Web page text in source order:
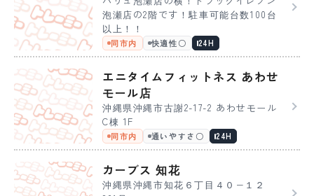
泡瀬店の2階です！駐車可能台数100台
以上！！
同市内 快適性〇 24H
エニタイムフィットネス あわせ
モール店
沖縄県沖縄市古謝2-17-2 あわせモール
C棟 1F
同市内 通いやすさ〇 24H
カーブス 知花
沖縄県沖縄市知花６丁目４０−１２